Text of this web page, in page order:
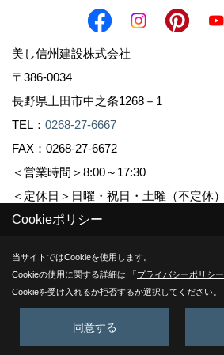
美し信州建設株式会社
〒386-0034
長野県上田市中之条1268－1
TEL： 0268-27-6667
FAX：0268-27-6672
＜営業時間＞8:00～17:30
＜定休日＞日曜・祝日・土曜（不定休）
Copyright (c) Sinshuu. All Rights Reserved.
Produced byゴデスクリエイト
Cookieポリシー
当サイトではCookieを使用します。
Cookieの使用に関する詳細は 「プライバシーポリシー
Cookieを受け入れるか拒否するか選択してください。
同意する